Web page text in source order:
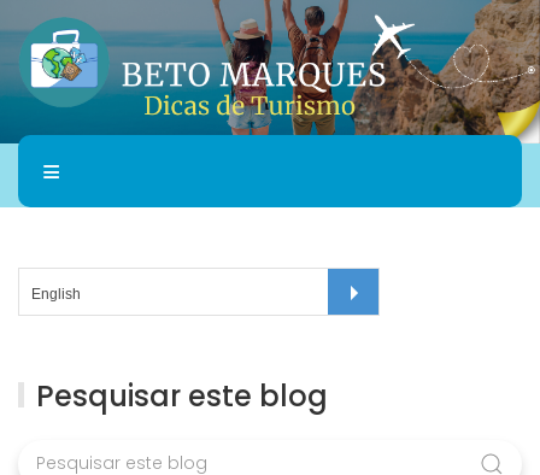
Pesquisar este blog